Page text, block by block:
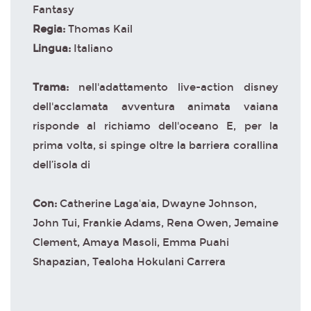
Fantasy
Regia: Thomas Kail
Lingua: Italiano
Trama: nell'adattamento live-action disney
dell'acclamata avventura animata vaiana
risponde al richiamo dell'oceano E, per la
prima volta, si spinge oltre la barriera corallina
dell’isola di
Con: Catherine Lagaʻaia, Dwayne Johnson,
John Tui, Frankie Adams, Rena Owen, Jemaine
Clement, Amaya Masoli, Emma Puahi
Shapazian, Tealoha Hokulani Carrera